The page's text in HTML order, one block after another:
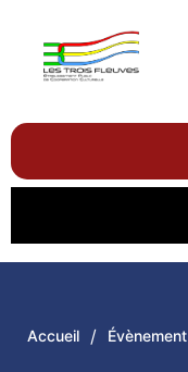
Accueil / Évènement